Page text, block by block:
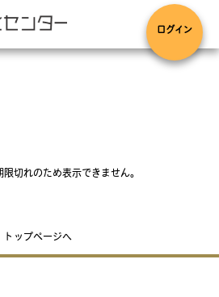
ログイン
限切れのため表示できません。
トップページへ